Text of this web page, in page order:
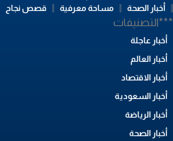
أخبار الصحة
مساحة معرفية قصص نجاح
أخبار عاجلة
أخبار العالم
أخبار الاقتصاد
أخبار السعودية
أخبار الرياضة
أخبار الصحة